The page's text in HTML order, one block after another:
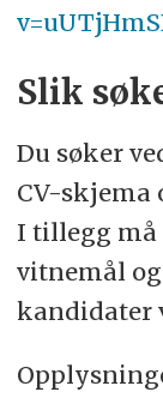
Slik
Du søker
CV-skjema
I tillegg må
vitnemål og
kandidater